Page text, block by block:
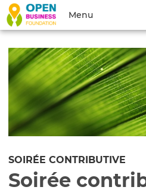
Menu
du
compte
de
l'utilisateur
Menu
Toggle
navigation
SOIRÉE CONTRIBUTIVE
Soirée